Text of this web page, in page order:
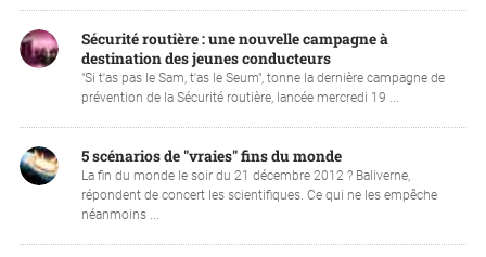
Sécurité routière : une nouvelle campagne à
destination des jeunes conducteurs
"Si t'as pas le Sam, t'as le Seum", tonne la dernière campagne de
prévention de la Sécurité routière, lancée mercredi 19 ...
5 scénarios de "vraies" fins du monde
La fin du monde le soir du 21 décembre 2012 ? Baliverne,
répondent de concert les scientifiques. Ce qui ne les empêche
néanmoins ...